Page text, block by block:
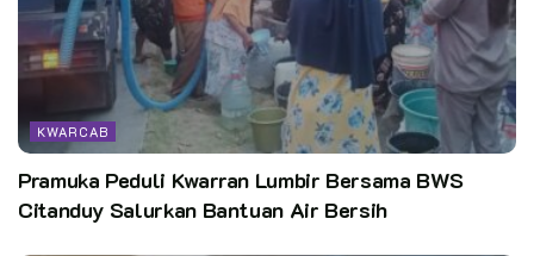
KWARCAB
Pramuka Peduli Kwarran Lumbir Bersama BWS
Citanduy Salurkan Bantuan Air Bersih